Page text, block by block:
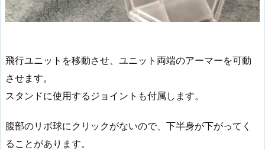
飛行ユニットを移動させ、ユニット両端のアーマーを可動
させます。
スタンドに使用するジョイントも付属します。
腹部のリボ球にクリックがないので、下半身が下がってく
ることがあります。